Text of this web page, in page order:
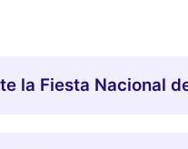
la Fiesta Nacional